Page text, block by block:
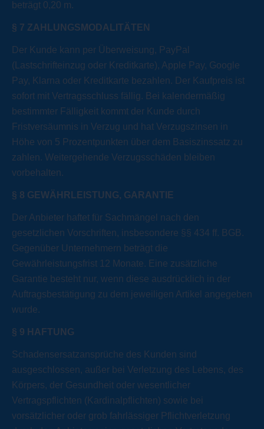
beträgt 0,20 m.
§ 7 ZAHLUNGSMODALITÄTEN
Der Kunde kann per Überweisung, PayPal
(Lastschrifteinzug oder Kreditkarte), Apple Pay, Google
Pay, Klarna oder Kreditkarte bezahlen. Der Kaufpreis ist
sofort mit Vertragsschluss fällig. Bei kalendermäßig
bestimmter Fälligkeit kommt der Kunde durch
Fristversäumnis in Verzug und hat Verzugszinsen in
Höhe von 5 Prozentpunkten über dem Basiszinssatz zu
zahlen. Weitergehende Verzugsschäden bleiben
vorbehalten.
§ 8 GEWÄHRLEISTUNG, GARANTIE
Der Anbieter haftet für Sachmängel nach den
gesetzlichen Vorschriften, insbesondere §§ 434 ff. BGB.
Gegenüber Unternehmern beträgt die
Gewährleistungsfrist 12 Monate. Eine zusätzliche
Garantie besteht nur, wenn diese ausdrücklich in der
Auftragsbestätigung zu dem jeweiligen Artikel angegeben
wurde.
§ 9 HAFTUNG
Schadensersatzansprüche des Kunden sind
ausgeschlossen, außer bei Verletzung des Lebens, des
Körpers, der Gesundheit oder wesentlicher
Vertragspflichten (Kardinalpflichten) sowie bei
vorsätzlicher oder grob fahrlässiger Pflichtverletzung